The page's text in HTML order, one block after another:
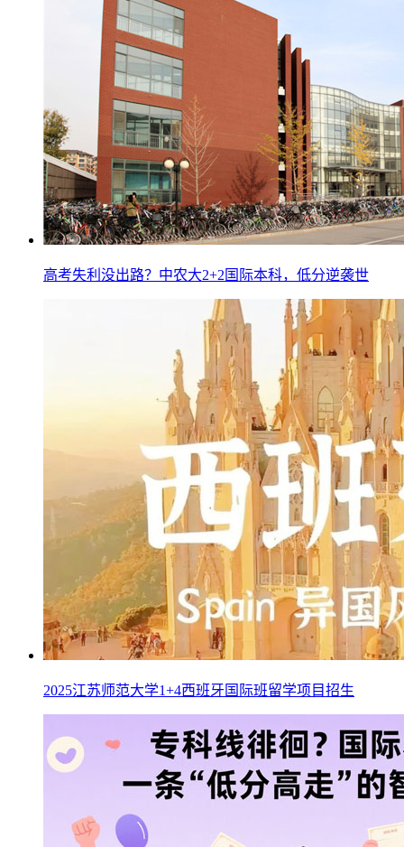
高考失利没出路？中农大2+2国际本科，低分逆袭世
2025江苏师范大学1+4西班牙国际班留学项目招生